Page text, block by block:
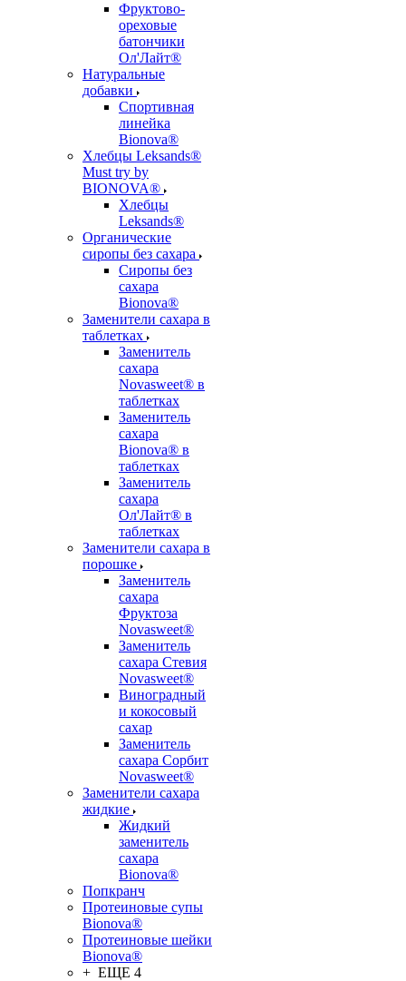
Фруктово-
ореховые
батончики
Ол'Лайт®
Натуральные
добавки
Спортивная
линейка
Bionova®
Хлебцы Leksands®
Must try by
BIONOVA®
Хлебцы
Leksands®
Органические
сиропы без сахара
Сиропы без
сахара
Bionova®
Заменители сахара в
таблетках
Заменитель
сахара
Novasweet® в
таблетках
Заменитель
сахара
Bionova® в
таблетках
Заменитель
сахара
Ол'Лайт® в
таблетках
Заменители сахара в
порошке
Заменитель
сахара
Фруктоза
Novasweet®
Заменитель
сахара Стевия
Novasweet®
Виноградный
и кокосовый
сахар
Заменитель
сахара Сорбит
Novasweet®
Заменители сахара
жидкие
Жидкий
заменитель
сахара
Bionova®
Попкранч
Протеиновые супы
Bionova®
Протеиновые шейки
Bionova®
+ ЕЩЕ 4